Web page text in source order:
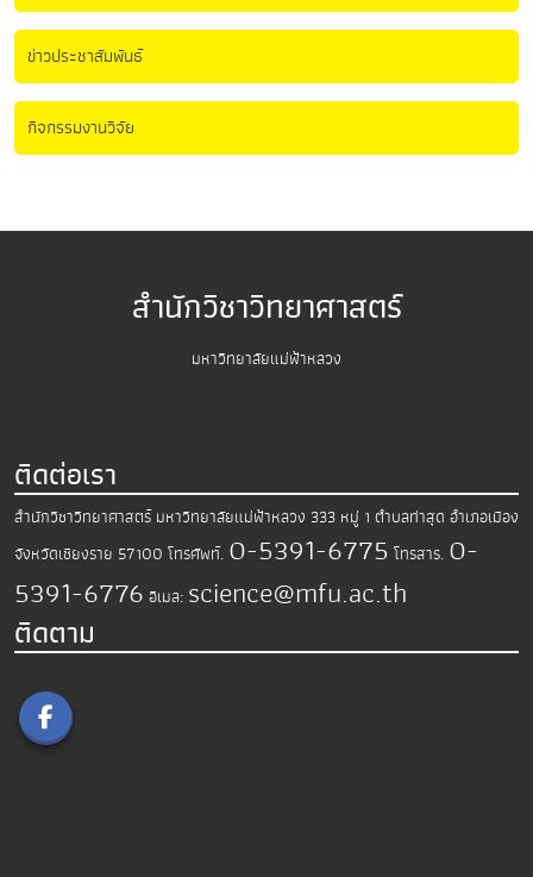
ข่าวประชาสัมพันธ์
กิจกรรมงานวิจัย
สำนักวิชาวิทยาศาสตร์
มหาวิทยาลัยแม่ฟ้าหลวง
ติดต่อเรา
สำนักวิชาวิทยาศาสตร์ มหาวิทยาลัยแม่ฟ้าหลวง 333 หมู่ 1 ตำบลท่าสุด อำเภอเมือง
จังหวัดเชียงราย 57100 โทรศัพท์. 0-5391-6775 โทรสาร. 0-
5391-6776 อีเมล: science@mfu.ac.th
ติดตาม